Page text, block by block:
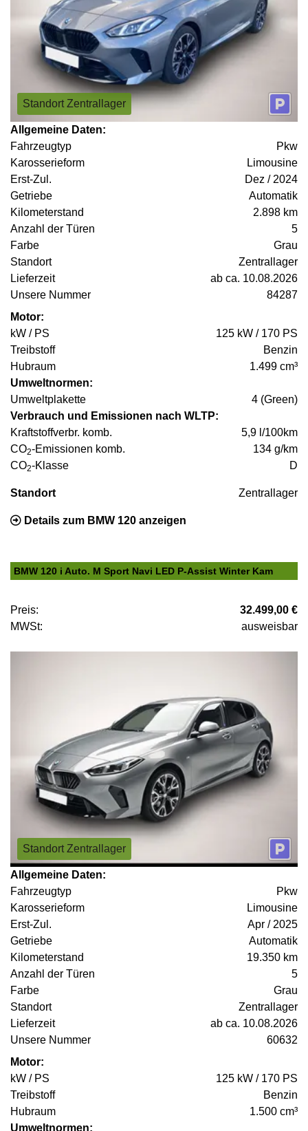
Standort Zentrallager
Allgemeine Daten:
Fahrzeugtyp
Pkw
Karosserieform
Limousine
Erst-Zul.
Dez / 2024
Getriebe
Automatik
Kilometerstand
2.898 km
Anzahl der Türen
5
Farbe
Grau
Standort
Zentrallager
Lieferzeit
ab ca. 10.08.2026
Unsere Nummer
84287
Motor:
kW / PS
125 kW / 170 PS
Treibstoff
Benzin
Hubraum
1.499 cm³
Umweltnormen:
Umweltplakette
4 (Green)
Verbrauch und Emissionen nach WLTP:
Kraftstoffverbr. komb.
5,9 l/100km
CO2-Emissionen komb.
134 g/km
CO2-Klasse D
Standort Zentrallager
Details zum BMW 120 anzeigen
BMW 120 i Auto. M Sport Navi LED P-Assist Winter Kam
Preis:
32.499,00 €
MWSt:
ausweisbar
Standort Zentrallager
Allgemeine Daten:
Fahrzeugtyp
Pkw
Karosserieform
Limousine
Erst-Zul.
Apr / 2025
Getriebe
Automatik
Kilometerstand
19.350 km
Anzahl der Türen
5
Farbe
Grau
Standort
Zentrallager
Lieferzeit
ab ca. 10.08.2026
Unsere Nummer
60632
Motor:
kW / PS
125 kW / 170 PS
Treibstoff
Benzin
Hubraum
1.500 cm³
Umweltnormen: